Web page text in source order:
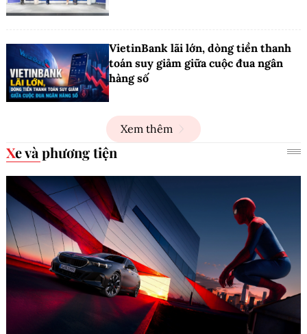
VietinBank lãi lớn, dòng tiền thanh
toán suy giảm giữa cuộc đua ngân
hàng số
Xem thêm
Xe và phương tiện